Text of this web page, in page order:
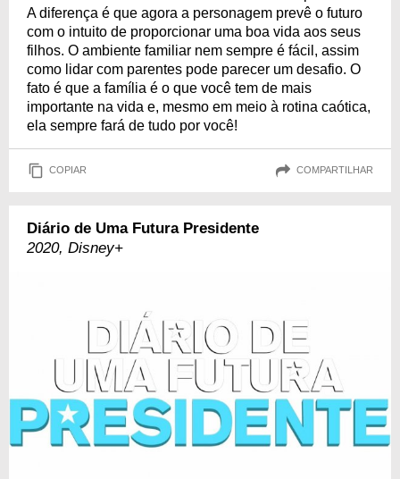
A diferença é que agora a personagem prevê o futuro
com o intuito de proporcionar uma boa vida aos seus
filhos. O ambiente familiar nem sempre é fácil, assim
como lidar com parentes pode parecer um desafio. O
fato é que a família é o que você tem de mais
importante na vida e, mesmo em meio à rotina caótica,
ela sempre fará de tudo por você!
COPIAR COMPARTILHAR
Diário de Uma Futura Presidente
2020, Disney+